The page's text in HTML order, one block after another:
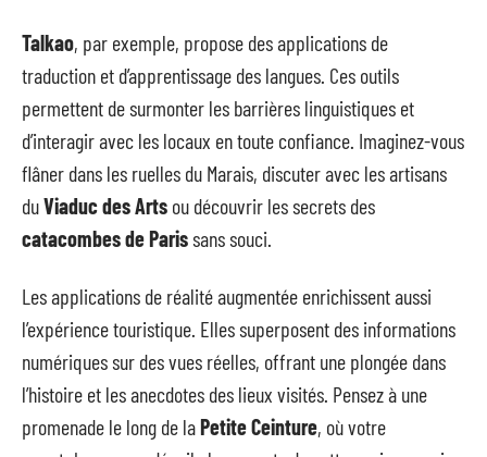
Talkao, par exemple, propose des applications de
traduction et d’apprentissage des langues. Ces outils
permettent de surmonter les barrières linguistiques et
d’interagir avec les locaux en toute confiance. Imaginez-vous
flâner dans les ruelles du Marais, discuter avec les artisans
duViaduc des Arts ou découvrir les secrets des
catacombes de Parissans souci.
Les applications de réalité augmentée enrichissent aussi
l’expérience touristique. Elles superposent des informations
numériques sur des vues réelles, offrant une plongée dans
l’histoire et les anecdotes des lieux visités. Pensez à une
promenade le long de laPetite Ceinture, où votre